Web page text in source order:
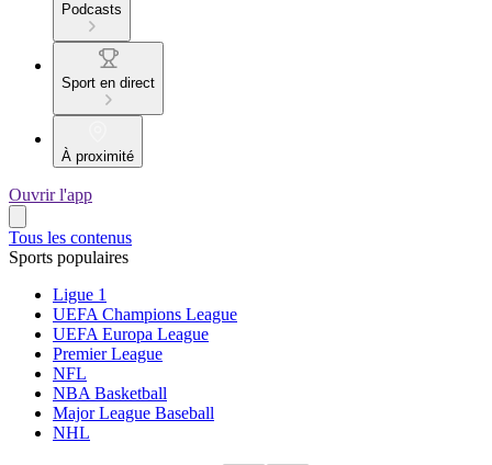
Podcasts
Sport en direct
À proximité
Ouvrir l'app
Tous les contenus
Sports populaires
Ligue 1
UEFA Champions League
UEFA Europa League
Premier League
NFL
NBA Basketball
Major League Baseball
NHL